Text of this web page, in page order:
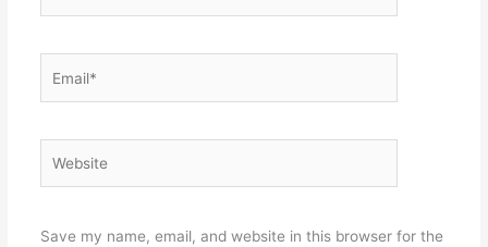
Save my name, email, and website in this browser for the